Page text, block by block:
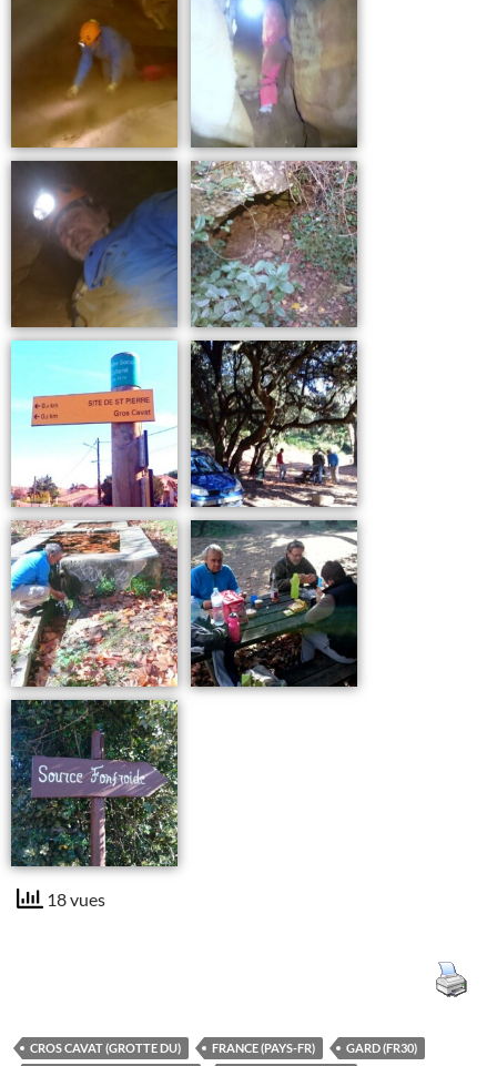
18 vues
CROS CAVAT (GROTTE DU) FRANCE (PAYS-FR) GARD (FR30)